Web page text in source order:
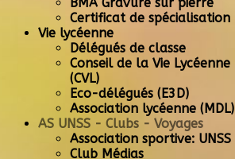
Certificat de spécialisation
Vie lycéenne
Délégués de classe
Conseil de la Vie Lycéenne
(CVL)
Eco-délégués (E3D)
Association lycéenne (MDL)
AS UNSS - Clubs - Voyages
Association sportive: UNSS
Club Médias